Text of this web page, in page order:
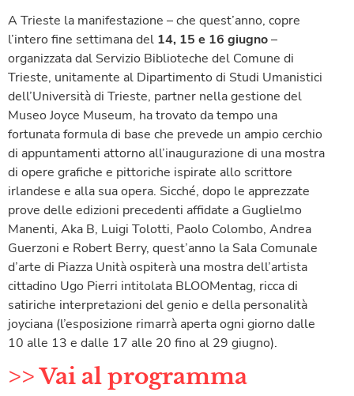
A Trieste la manifestazione – che quest’anno, copre
l’intero fine settimana del 14, 15 e 16 giugno–
organizzata dal Servizio Biblioteche del Comune di
Trieste, unitamente al Dipartimento di Studi Umanistici
dell’Università di Trieste, partner nella gestione del
Museo Joyce Museum, ha trovato da tempo una
fortunata formula di base che prevede un ampio cerchio
di appuntamenti attorno all’inaugurazione di una mostra
di opere grafiche e pittoriche ispirate allo scrittore
irlandese e alla sua opera. Sicché, dopo le apprezzate
prove delle edizioni precedenti affidate a Guglielmo
Manenti, Aka B, Luigi Tolotti, Paolo Colombo, Andrea
Guerzoni e Robert Berry, quest’anno la Sala Comunale
d’arte di Piazza Unità ospiterà una mostra dell’artista
cittadino Ugo Pierri intitolata BLOOMentag, ricca di
satiriche interpretazioni del genio e della personalità
joyciana (l’esposizione rimarrà aperta ogni giorno dalle
10 alle 13 e dalle 17 alle 20 fino al 29 giugno).
>> Vai al programma